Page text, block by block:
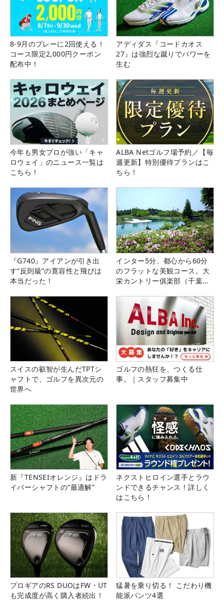
8-9月のプレーに2回使える！
コース限定2,000円クーポン
配布中！
アディダス『コードカオス
27』は強烈な蹴りでパワーを
生む
今年も男女プロが強い「キャ
ロウェイ」のニュース一覧は
こちら！
ALBA Netゴルフ場予約／【毎
週更新】特別優待プランはこ
ちら！
『G740』アイアンが引き出
す“反則級”の寛容性と飛びは
本当だった！
インター5分、都心から60分
のフラットな美観コース。大
栄カントリー俱楽部（千葉
スイスの叡智が生んだTPTシ
ャフトで、ゴルフを異次元の
世界へ
ゴルフの熱狂を、つくる仕
事。｜スタッフ募集中
新『TENSEIオレンジ』はドラ
イバーシャフトの“最適解”
ネクストヒロイン選手とラウ
ンドできるチャンス！詳しく
はこちら！
プロギアのRS DUOはFW・UT
も完成度が高く購入者続出！
猛暑を乗り切る！ こだわり機
能派パンツ4選